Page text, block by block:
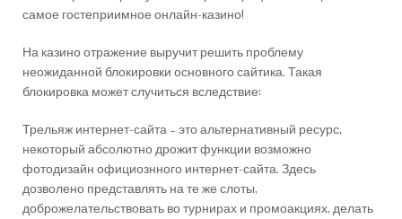
самое гостеприимное онлайн-казино!
На казино отражение выручит решить проблему
неожиданной блокировки основного сайтика. Такая
блокировка может случиться вследствие:
Трельяж интернет-сайта – это альтернативный ресурс,
некоторый абсолютно дрожит функции возможно
фотодизайн официознного интернет-сайта. Здесь
дозволено представлять на те же слоты,
доброжелательствовать во турнирах и промоакциях, делать